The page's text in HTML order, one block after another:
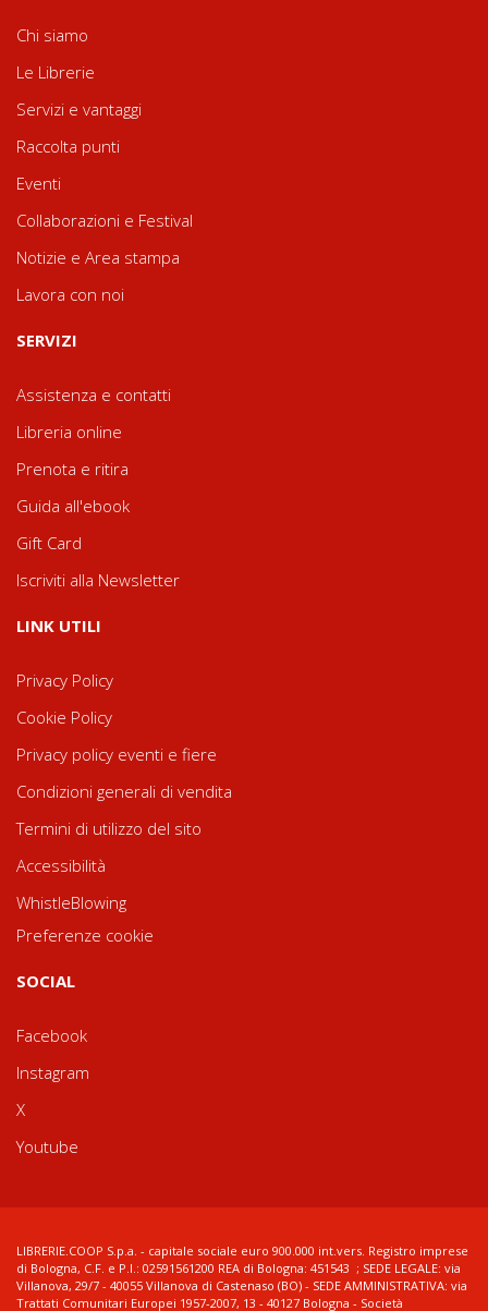
Chi siamo
Le Librerie
Servizi e vantaggi
Raccolta punti
Eventi
Collaborazioni e Festival
Notizie e Area stampa
Lavora con noi
SERVIZI
Assistenza e contatti
Libreria online
Prenota e ritira
Guida all'ebook
Gift Card
Iscriviti alla Newsletter
LINK UTILI
Privacy Policy
Cookie Policy
Privacy policy eventi e fiere
Condizioni generali di vendita
Termini di utilizzo del sito
Accessibilità
WhistleBlowing
Preferenze cookie
SOCIAL
Facebook
Instagram
X
Youtube
LIBRERIE.COOP S.p.a. - capitale sociale euro 900.000 int.vers. Registro imprese
di Bologna, C.F. e P.I.: 02591561200 REA di Bologna: 451543 ; SEDE LEGALE: via
Villanova, 29/7 - 40055 Villanova di Castenaso (BO) - SEDE AMMINISTRATIVA: via
Trattati Comunitari Europei 1957-2007, 13 - 40127 Bologna - Società